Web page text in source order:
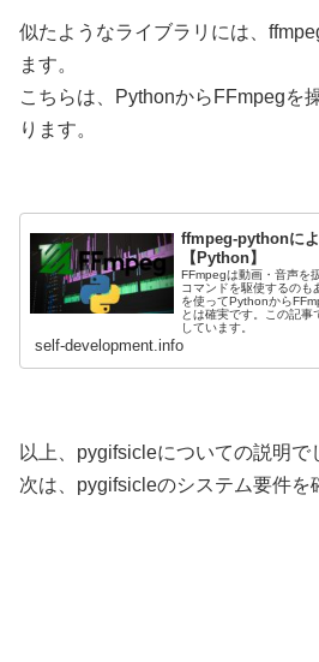
似たようなライブラリには、
ます。
こちらは、PythonからFFmpegを
ります。
ffmpeg-pythonに
【Python】
FFmpegは動画・音声を
コマンドを駆使するの
を使ってPythonから
とは確実です。この記
しています。
self-development.info
以上、pygifsicleについての説明で
次は、pygifsicleのシステム要件を